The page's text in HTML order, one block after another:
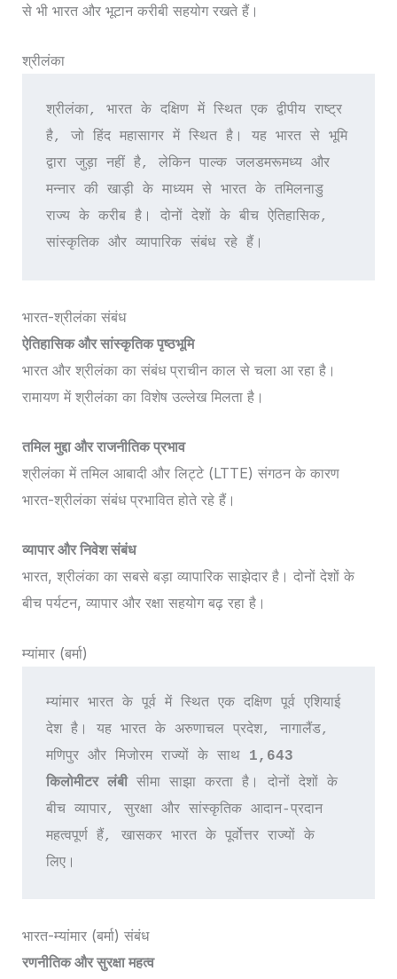
से भी भारत और भूटान करीबी सहयोग रखते हैं।
श्रीलंका
श्रीलंका, भारत के दक्षिण में स्थित एक द्वीपीय राष्ट्र
है, जो हिंद महासागर में स्थित है। यह भारत से भूमि
द्वारा जुड़ा नहीं है, लेकिन पाल्क जलडमरूमध्य और
मन्नार की खाड़ी के माध्यम से भारत के तमिलनाडु
राज्य के करीब है। दोनों देशों के बीच ऐतिहासिक,
सांस्कृतिक और व्यापारिक संबंध रहे हैं।
भारत-श्रीलंका संबंध
ऐतिहासिक और सांस्कृतिक पृष्ठभूमि
भारत और श्रीलंका का संबंध प्राचीन काल से चला आ रहा है।
रामायण में श्रीलंका का विशेष उल्लेख मिलता है।
तमिल मुद्दा और राजनीतिक प्रभाव
श्रीलंका में तमिल आबादी और लिट्टे (LTTE) संगठन के कारण
भारत-श्रीलंका संबंध प्रभावित होते रहे हैं।
व्यापार और निवेश संबंध
भारत, श्रीलंका का सबसे बड़ा व्यापारिक साझेदार है। दोनों देशों के
बीच पर्यटन, व्यापार और रक्षा सहयोग बढ़ रहा है।
म्यांमार (बर्मा)
म्यांमार भारत के पूर्व में स्थित एक दक्षिण पूर्व एशियाई
देश है। यह भारत के अरुणाचल प्रदेश, नागालैंड,
मणिपुर और मिजोरम राज्यों के साथ 1,643
किलोमीटर लंबी सीमा साझा करता है। दोनों देशों के
बीच व्यापार, सुरक्षा और सांस्कृतिक आदान-प्रदान
महत्वपूर्ण हैं, खासकर भारत के पूर्वोत्तर राज्यों के
लिए।
भारत-म्यांमार (बर्मा) संबंध
रणनीतिक और सुरक्षा महत्व